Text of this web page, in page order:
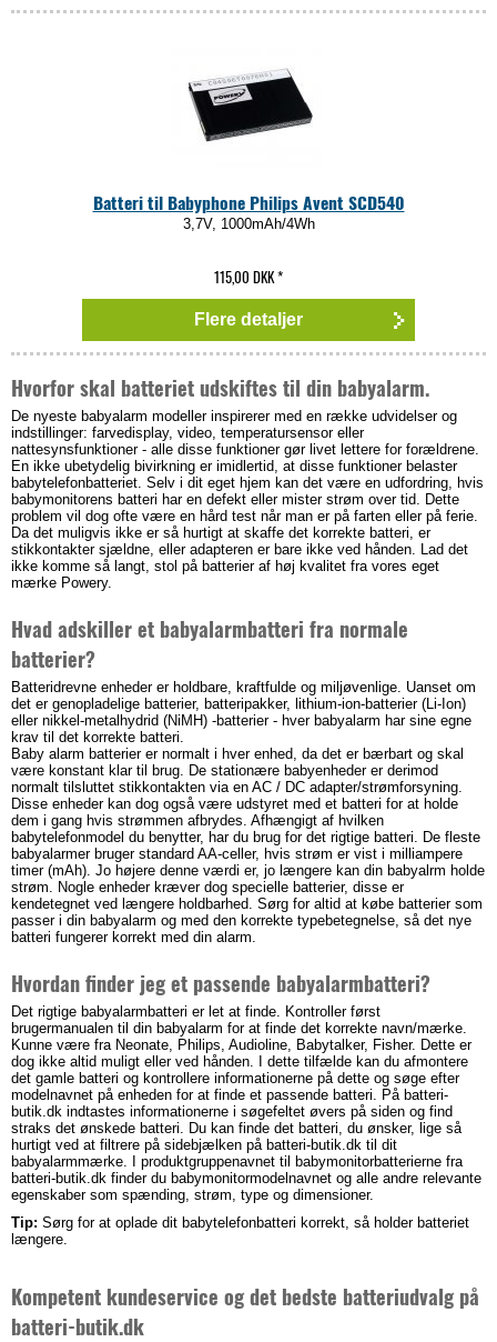
Batteri til Babyphone Philips Avent SCD540
3,7V, 1000mAh/4Wh
115,00 DKK*
Flere detaljer
Hvorfor skal batteriet udskiftes til din babyalarm.
De nyeste babyalarm modeller inspirerer med en række udvidelser og
indstillinger: farvedisplay, video, temperatursensor eller
nattesynsfunktioner - alle disse funktioner gør livet lettere for forældrene.
En ikke ubetydelig bivirkning er imidlertid, at disse funktioner belaster
babytelefonbatteriet. Selv i dit eget hjem kan det være en udfordring, hvis
babymonitorens batteri har en defekt eller mister strøm over tid. Dette
problem vil dog ofte være en hård test når man er på farten eller på ferie.
Da det muligvis ikke er så hurtigt at skaffe det korrekte batteri, er
stikkontakter sjældne, eller adapteren er bare ikke ved hånden. Lad det
ikke komme så langt, stol på batterier af høj kvalitet fra vores eget
mærke Powery.
Hvad adskiller et babyalarmbatteri fra normale
batterier?
Batteridrevne enheder er holdbare, kraftfulde og miljøvenlige. Uanset om
det er genopladelige batterier, batteripakker, lithium-ion-batterier (Li-Ion)
eller nikkel-metalhydrid (NiMH) -batterier - hver babyalarm har sine egne
krav til det korrekte batteri.
Baby alarm batterier er normalt i hver enhed, da det er bærbart og skal
være konstant klar til brug. De stationære babyenheder er derimod
normalt tilsluttet stikkontakten via en AC / DC adapter/strømforsyning.
Disse enheder kan dog også være udstyret med et batteri for at holde
dem i gang hvis strømmen afbrydes. Afhængigt af hvilken
babytelefonmodel du benytter, har du brug for det rigtige batteri. De fleste
babyalarmer bruger standard AA-celler, hvis strøm er vist i milliampere
timer (mAh). Jo højere denne værdi er, jo længere kan din babyalrm holde
strøm. Nogle enheder kræver dog specielle batterier, disse er
kendetegnet ved længere holdbarhed. Sørg for altid at købe batterier som
passer i din babyalarm og med den korrekte typebetegnelse, så det nye
batteri fungerer korrekt med din alarm.
Hvordan finder jeg et passende babyalarmbatteri?
Det rigtige babyalarmbatteri er let at finde. Kontroller først
brugermanualen til din babyalarm for at finde det korrekte navn/mærke.
Kunne være fra Neonate, Philips, Audioline, Babytalker, Fisher. Dette er
dog ikke altid muligt eller ved hånden. I dette tilfælde kan du afmontere
det gamle batteri og kontrollere informationerne på dette og søge efter
modelnavnet på enheden for at finde et passende batteri. På batteri-
butik.dk indtastes informationerne i søgefeltet øvers på siden og find
straks det ønskede batteri. Du kan finde det batteri, du ønsker, lige så
hurtigt ved at filtrere på sidebjælken på batteri-butik.dk til dit
babyalarmmærke. I produktgruppenavnet til babymonitorbatterierne fra
batteri-butik.dk finder du babymonitormodelnavnet og alle andre relevante
egenskaber som spænding, strøm, type og dimensioner.
Tip: Sørg for at oplade dit babytelefonbatteri korrekt, så holder batteriet
længere.
Kompetent kundeservice og det bedste batteriudvalg på
batteri-butik.dk